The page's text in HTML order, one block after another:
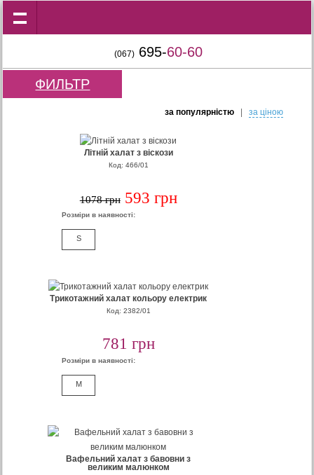
(067) 695-60-60
ФИЛЬТР
за популярнiстю| за цiною
Літній халат з віскози
Код: 466/01
1078 грн 593 грн
Розміри в наявності:
S
Трикотажний халат кольору електрик
Код: 2382/01
781 грн
Розміри в наявності:
M
Вафельний халат з бавовни з
великим малюнком